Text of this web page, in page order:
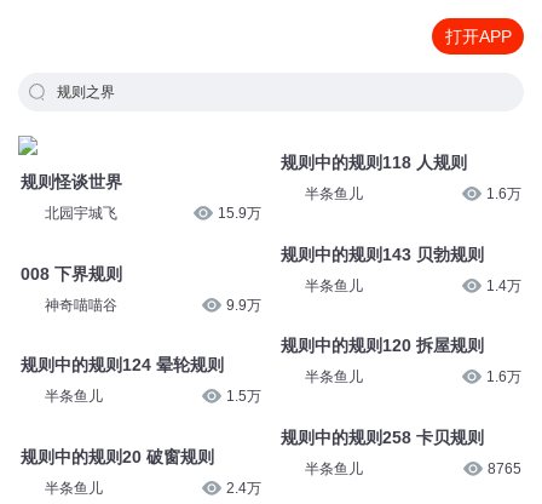
打开APP
规则之界
规则怪谈世界
北园宇城飞 15.9万
008 下界规则
神奇喵喵谷 9.9万
规则中的规则124 晕轮规则
半条鱼儿 1.5万
规则中的规则20 破窗规则
半条鱼儿 2.4万
规则中的规则118 人规则
半条鱼儿 1.6万
规则中的规则143 贝勃规则
半条鱼儿 1.4万
规则中的规则120 拆屋规则
半条鱼儿 1.6万
规则中的规则258 卡贝规则
半条鱼儿 8765